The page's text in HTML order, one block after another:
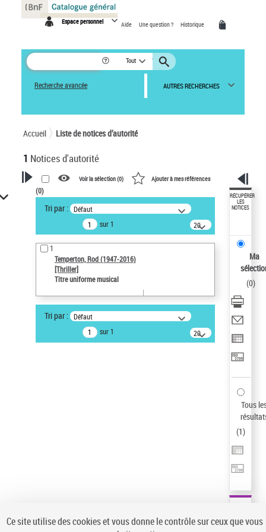
Espace personnel Aide Une question ? Historique
Tout
Recherche avancée AUTRES RECHERCHES
Accueil Liste de notices d’autorité
1 Notices d'autorité
VOTRE RECHERCHE
Recherche avancée dans les
notices d’autorité
Œuvres liées à l'auteur :
Temperton, Rod (1947-2016)
Auteur d’œuvre
Type de notice d'autorité
Œuvre
Pays
Voir la sélection (0) Ajouter à mes références
(0)
Tri par : Défaut
sur 1
20
résultats/page
1
Temperton, Rod (1947-2016)
[Thriller]
Titre uniforme musical
Tri par : Défaut
sur 1
20
résultats/page
RÉCUPÉRER
LES
NOTICES
Ma
(0)
Tous
(1)
Panneau de gestion des cookies
Ce site utilise des cookies et vous donne le contrôle sur ceux que vous